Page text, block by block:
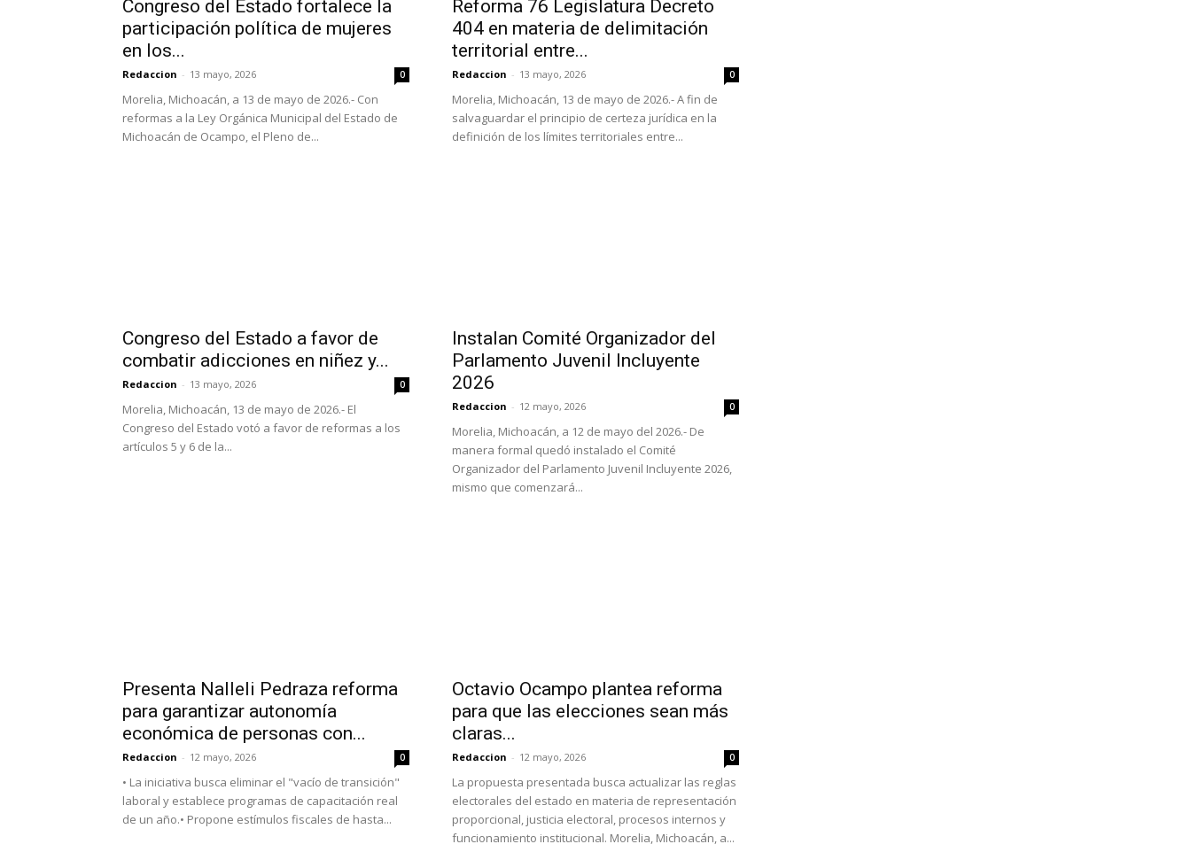
Congreso del Estado fortalece la
participación política de mujeres
en los...
Redaccion - 13 mayo, 2026 0
Morelia, Michoacán, a 13 de mayo de 2026.- Con
reformas a la Ley Orgánica Municipal del Estado de
Michoacán de Ocampo, el Pleno de...
Reforma 76 Legislatura Decreto
404 en materia de delimitación
territorial entre...
Redaccion - 13 mayo, 2026 0
Morelia, Michoacán, 13 de mayo de 2026.- A fin de
salvaguardar el principio de certeza jurídica en la
definición de los límites territoriales entre...
Congreso del Estado a favor de
combatir adicciones en niñez y...
Redaccion - 13 mayo, 2026 0
Morelia, Michoacán, 13 de mayo de 2026.- El
Congreso del Estado votó a favor de reformas a los
artículos 5 y 6 de la...
Instalan Comité Organizador del
Parlamento Juvenil Incluyente
2026
Redaccion - 12 mayo, 2026 0
Morelia, Michoacán, a 12 de mayo del 2026.- De
manera formal quedó instalado el Comité
Organizador del Parlamento Juvenil Incluyente 2026,
mismo que comenzará...
Presenta Nalleli Pedraza reforma
para garantizar autonomía
económica de personas con...
Redaccion - 12 mayo, 2026 0
•⁠ ⁠La iniciativa busca eliminar el "vacío de transición"
laboral y establece programas de capacitación real
de un año.•⁠ ⁠Propone estímulos fiscales de hasta...
Octavio Ocampo plantea reforma
para que las elecciones sean más
claras...
Redaccion - 12 mayo, 2026 0
La propuesta presentada busca actualizar las reglas
electorales del estado en materia de representación
proporcional, justicia electoral, procesos internos y
funcionamiento institucional. Morelia, Michoacán, a...